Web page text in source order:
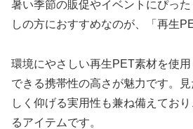
暑い季節の販促やイベントにぴっ
しの方におすすめなのが、「再生
環境にやさしい再生PET素材を使
できる携帯性の高さが魅力です。
しく仰げる実用性も兼ね備えてお
るアイテムです。